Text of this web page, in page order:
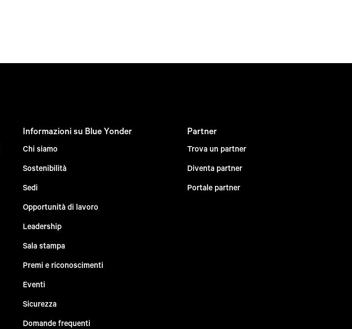
Informazioni su Blue Yonder
Chi siamo
Sostenibilità
Sedi
Opportunità di lavoro
Leadership
Sala stampa
Premi e riconoscimenti
Eventi
Sicurezza
Domande frequenti
Partner
Trova un partner
Diventa partner
Portale partner